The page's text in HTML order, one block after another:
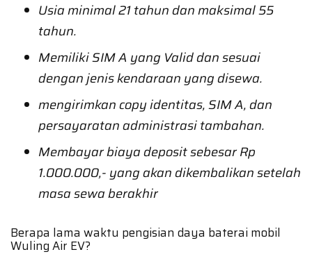
Usia minimal 21 tahun dan maksimal 55
tahun.
Memiliki SIM A yang Valid dan sesuai
dengan jenis kendaraan yang disewa.
mengirimkan copy identitas, SIM A, dan
persayaratan administrasi tambahan.
Membayar biaya deposit sebesar Rp
1.000.000,- yang akan dikembalikan setelah
masa sewa berakhir
Berapa lama waktu pengisian daya baterai mobil
Wuling Air EV?